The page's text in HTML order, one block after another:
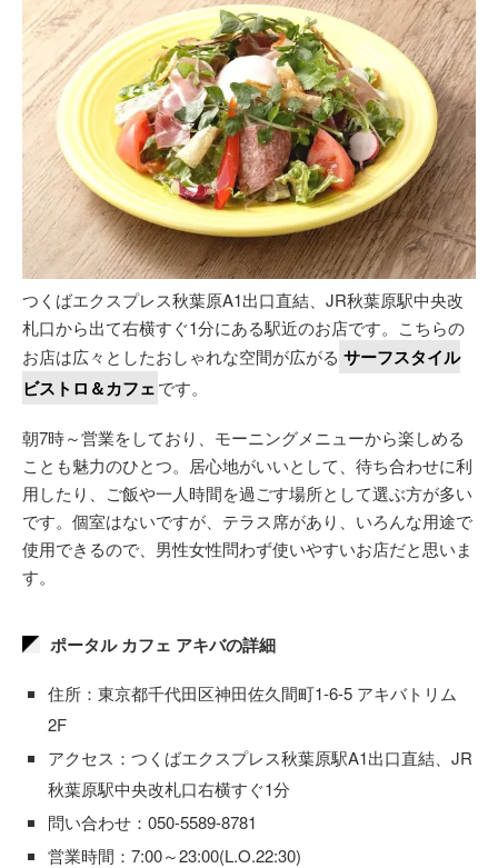
つくばエクスプレス秋葉原A1出口直結、JR秋葉原駅中央改
札口から出て右横すぐ1分にある駅近のお店です。こちらの
お店は広々としたおしゃれな空間が広がる サーフスタイル
ビストロ＆カフェです。
朝7時～営業をしており、モーニングメニューから楽しめる
ことも魅力のひとつ。居心地がいいとして、待ち合わせに利
用したり、ご飯や一人時間を過ごす場所として選ぶ方が多い
です。個室はないですが、テラス席があり、いろんな用途で
使用できるので、男性女性問わず使いやすいお店だと思いま
す。
ポータル カフェ アキバの詳細
住所：東京都千代田区神田佐久間町1-6-5 アキバトリム
2F
アクセス：つくばエクスプレス秋葉原駅A1出口直結、JR
秋葉原駅中央改札口右横すぐ1分
問い合わせ：050-5589-8781
営業時間：7:00～23:00(L.O.22:30)